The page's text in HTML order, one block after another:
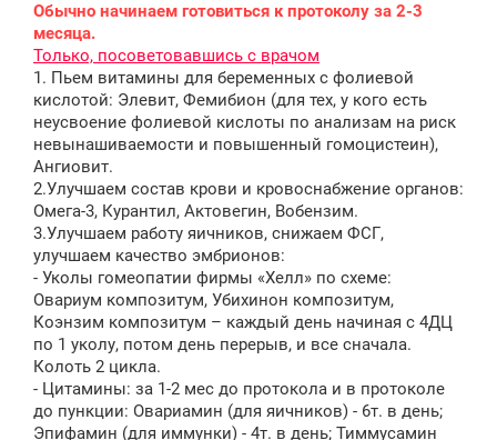
Обычно начинаем готовиться к протоколу за 2-3
месяца.
Только, посоветовавшись с врачом
1. Пьем витамины для беременных с фолиевой
кислотой: Элевит, Фемибион (для тех, у кого есть
неусвоение фолиевой кислоты по анализам на риск
невынашиваемости и повышенный гомоцистеин),
Ангиовит.
2.Улучшаем состав крови и кровоснабжение органов:
Омега-3, Курантил, Актовегин, Вобензим.
3.Улучшаем работу яичников, снижаем ФСГ,
улучшаем качество эмбрионов:
- Уколы гомеопатии фирмы «Хелл» по схеме:
Овариум композитум, Убихинон композитум,
Коэнзим композитум – каждый день начиная с 4ДЦ
по 1 уколу, потом день перерыв, и все сначала.
Колоть 2 цикла.
- Цитамины: за 1-2 мес до протокола и в протоколе
до пункции: Овариамин (для яичников) - 6т. в день;
Эпифамин (для иммунки) - 4т. в день; Тиммусамин